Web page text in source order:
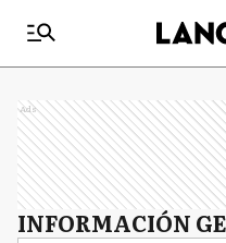
Ads
INFORMACIÓN